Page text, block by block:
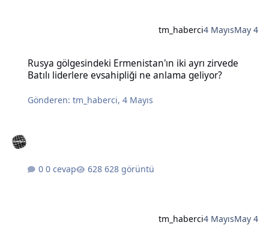
tm_haberci4 MayısMay 4
Rusya gölgesindeki Ermenistan'ın iki ayrı zirvede
Batılı liderlere evsahipliği ne anlama geliyor?
Gönderen:tm_haberci,4 Mayıs
0 cevap 628 görüntü
tm_haberci4 MayısMay 4